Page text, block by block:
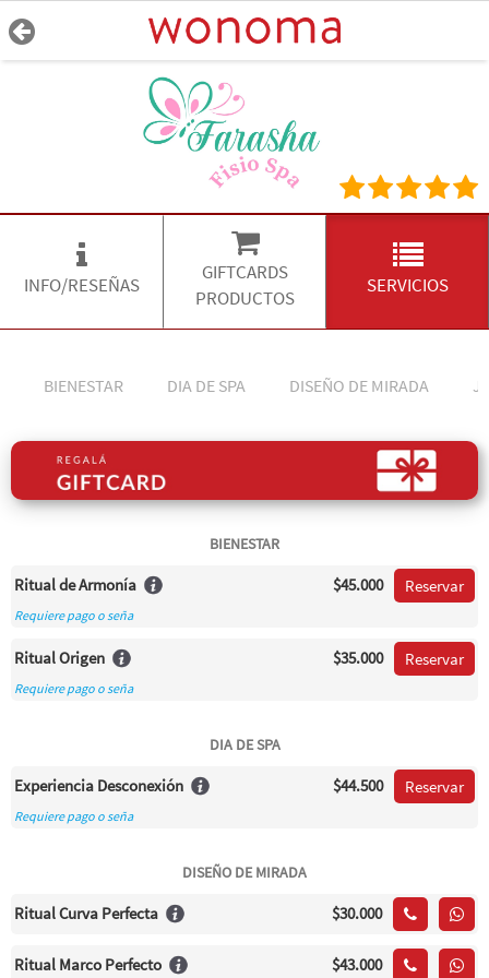
INFO/RESEÑAS
GIFTCARDS
PRODUCTOS
SERVICIOS
BIENESTAR DIA DE SPA DISEÑO DE MIRADA
BIENESTAR
Ritual de Armonía $45.000 Reservar
Requiere pago o seña
Ritual Origen $35.000 Reservar
Requiere pago o seña
DIA DE SPA
Experiencia Desconexión $44.500 Reservar
Requiere pago o seña
DISEÑO DE MIRADA
Ritual Curva Perfecta $30.000
Ritual Marco Perfecto $43.000